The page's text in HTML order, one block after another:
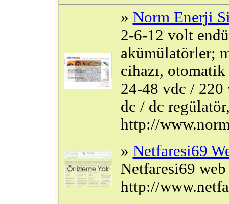
» Norm Enerji
2-6-12 volt
akümülatörler;
cihazı,
24-48 vdc / 220
dc / dc
http://
» Netfaresi69
Netfaresi69
http://